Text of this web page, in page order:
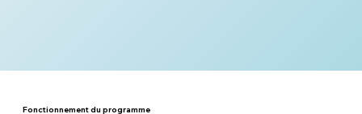
Fonctionnement du programme